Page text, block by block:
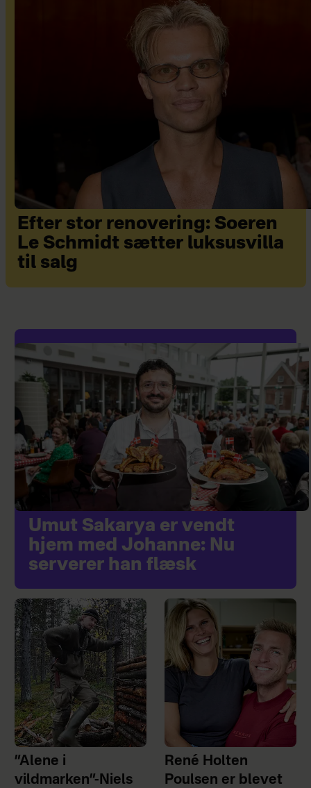
Efter stor renovering: Soeren
Le Schmidt sætter luksusvilla
til salg
Umut Sakarya er vendt
hjem med Johanne: Nu
serverer han flæsk
”Alene i
vildmarken”-Niels
René Holten
Poulsen er blevet